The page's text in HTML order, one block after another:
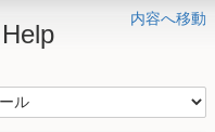
内容へ移動